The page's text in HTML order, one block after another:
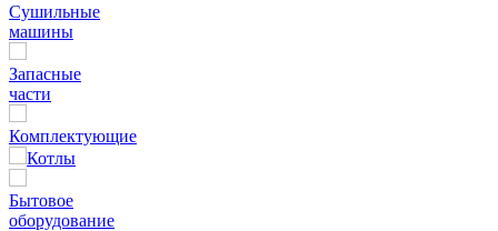
Сушильные
машины
Запасные
части
Комплектующие
Котлы
Бытовое
оборудование